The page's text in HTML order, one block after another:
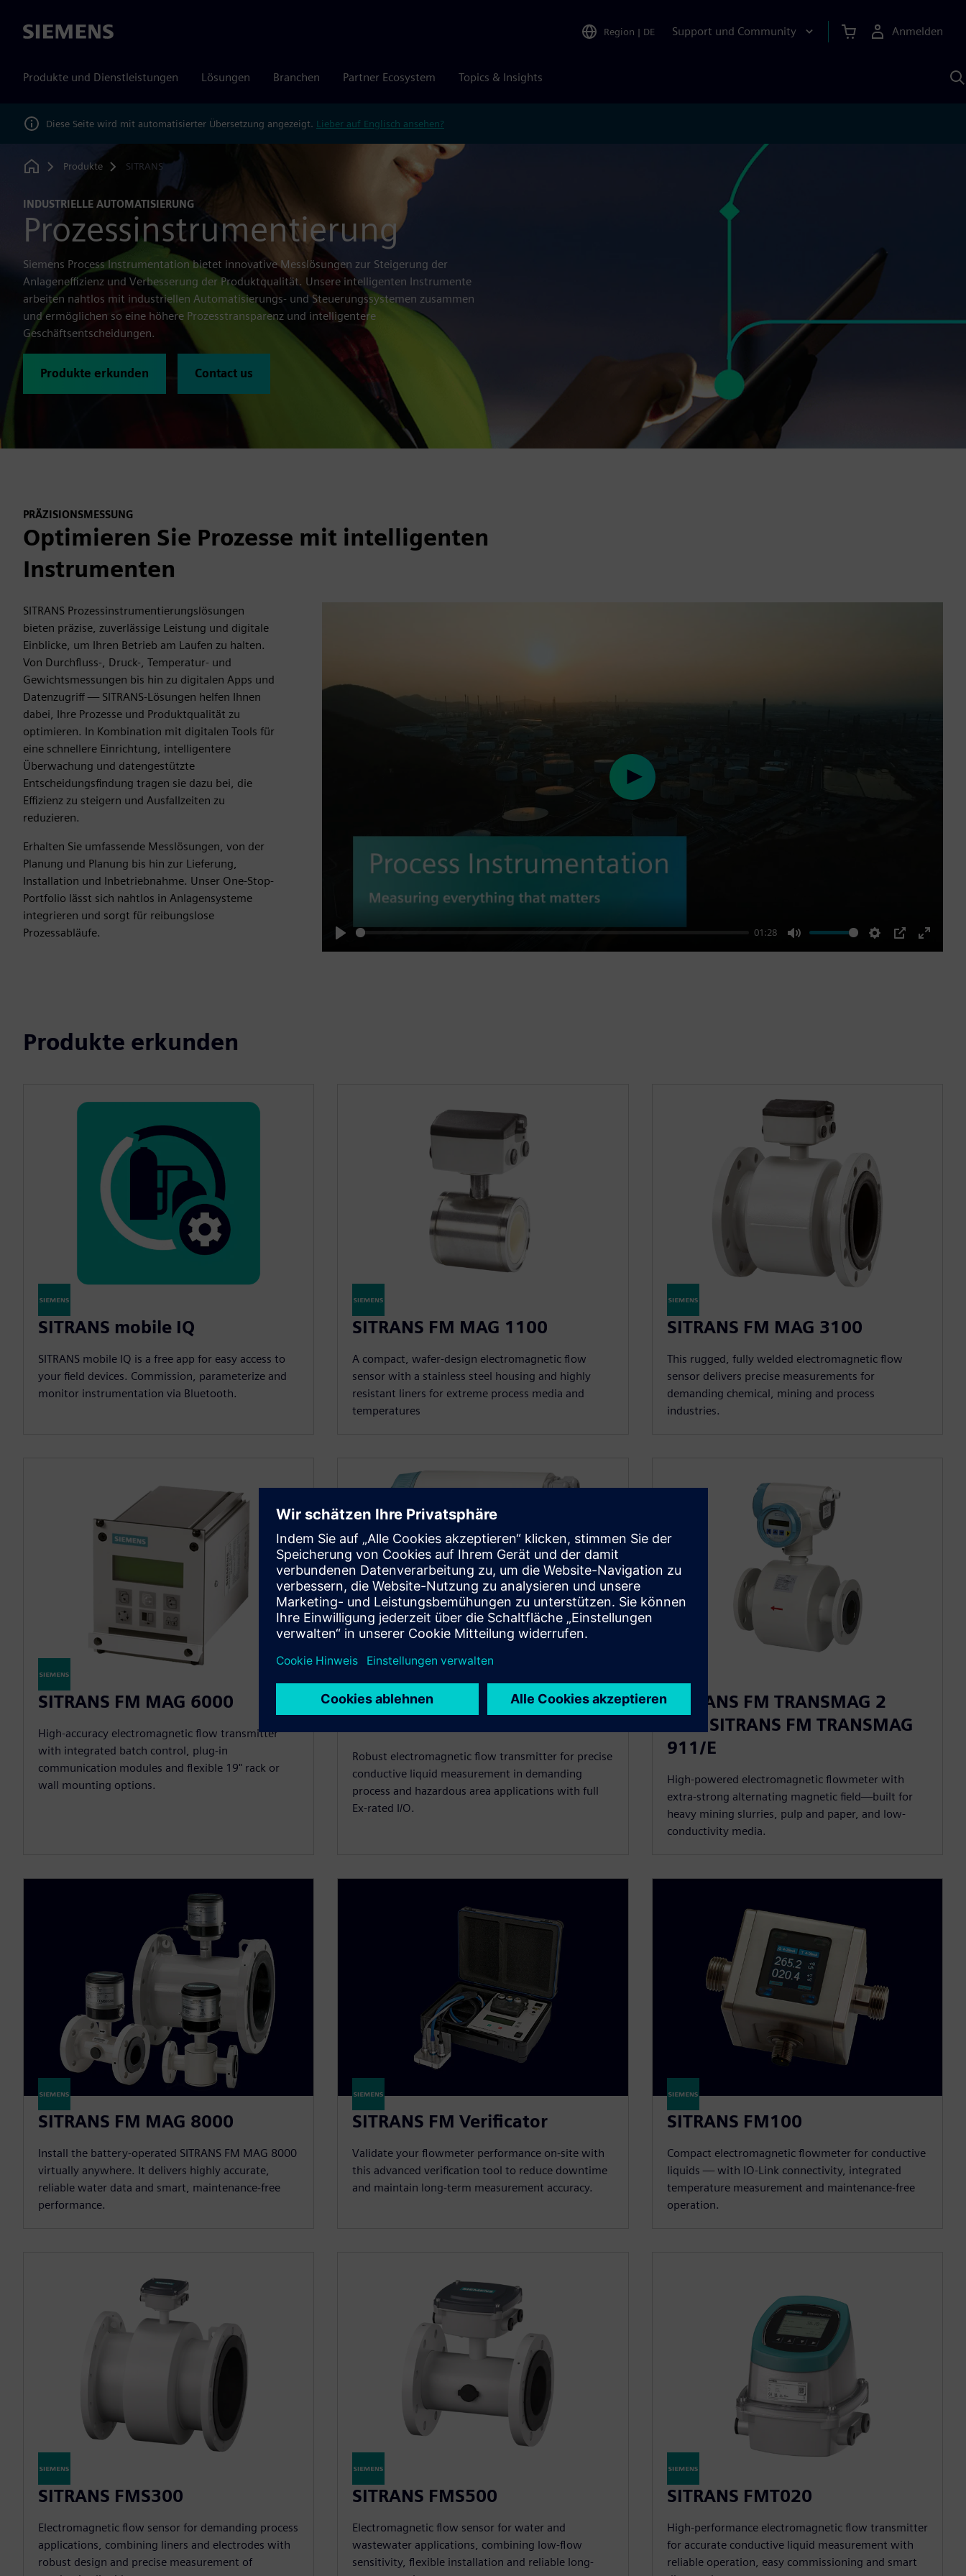
Siemens Region | DE Support und Community Anmelden
Produkte und Dienstleistungen Lösungen Branchen Partner Ecosystem Topics & Insights
KI
Diese Seite wird mit automatisierter Übersetzung angezeigt. Lieber auf Englisch ansehen?
Home
Produkte SITRANS
INDUSTRIELLE AUTOMATISIERUNG
Prozessinstrumentierung
Siemens Process Instrumentation bietet innovative Messlösungen zur Steigerung der
Anlageneffizienz und Verbesserung der Produktqualität. Unsere intelligenten Instrumente
arbeiten nahtlos mit industriellen Automatisierungs- und Steuerungssystemen zusammen
und ermöglichen so eine höhere Prozesstransparenz und intelligentere
Geschäftsentscheidungen.
Produkte erkunden Contact us
PRÄZISIONSMESSUNG
Optimieren Sie Prozesse mit intelligenten
Instrumenten
SITRANS Prozessinstrumentierungslösungen
bieten präzise, zuverlässige Leistung und digitale
Einblicke, um Ihren Betrieb am Laufen zu halten.
Von Durchfluss-, Druck-, Temperatur- und
Gewichtsmessungen bis hin zu digitalen Apps und
Datenzugriff — SITRANS-Lösungen helfen Ihnen
dabei, Ihre Prozesse und Produktqualität zu
optimieren. In Kombination mit digitalen Tools für
eine schnellere Einrichtung, intelligentere
Überwachung und datengestützte
Entscheidungsfindung tragen sie dazu bei, die
Effizienz zu steigern und Ausfallzeiten zu
reduzieren.
Erhalten Sie umfassende Messlösungen, von der
Planung und Planung bis hin zur Lieferung,
Installation und Inbetriebnahme. Unser One-Stop-
Portfolio lässt sich nahtlos in Anlagensysteme
integrieren und sorgt für reibungslose
Prozessabläufe.
Play
01:28
Mute Settings
PIP
Enter
Play
Produkte erkunden
SITRANS mobile IQ
SITRANS mobile IQ is a free app for easy access to
your field devices. Commission, parameterize and
monitor instrumentation via Bluetooth.
SITRANS FM MAG 1100
A compact, wafer-design electromagnetic flow
sensor with a stainless steel housing and highly
resistant liners for extreme process media and
temperatures
SITRANS FM MAG 3100
This rugged, fully welded electromagnetic flow
sensor delivers precise measurements for
demanding chemical, mining and process
industries.
SITRANS FM MAG 6000
High-accuracy electromagnetic flow transmitter
with integrated batch control, plug-in
communication modules and flexible 19" rack or
wall mounting options.
SITRANS FM MAG 6000 I /
Robust electromagnetic flow transmitter for precise
conductive liquid measurement in demanding
process and hazardous area applications with full
Ex-rated I/O.
SITRANS FM TRANSMAG 2
with SITRANS FM TRANSMAG
911/E
High-powered electromagnetic flowmeter with
extra-strong alternating magnetic field—built for
heavy mining slurries, pulp and paper, and low-
conductivity media.
SITRANS FM MAG 8000
Install the battery-operated SITRANS FM MAG 8000
virtually anywhere. It delivers highly accurate,
reliable water data and smart, maintenance-free
performance.
SITRANS FM Verificator
Validate your flowmeter performance on-site with
this advanced verification tool to reduce downtime
and maintain long-term measurement accuracy.
SITRANS FM100
Compact electromagnetic flowmeter for conductive
liquids — with IO-Link connectivity, integrated
temperature measurement and maintenance-free
operation.
SITRANS FMS300
Electromagnetic flow sensor for demanding process
applications, combining liners and electrodes with
robust design and precise measurement of
SITRANS FMS500
Electromagnetic flow sensor for water and
wastewater applications, combining low-flow
sensitivity, flexible installation and reliable long-
SITRANS FMT020
High-performance electromagnetic flow transmitter
for accurate conductive liquid measurement with
reliable operation, easy commissioning and smart